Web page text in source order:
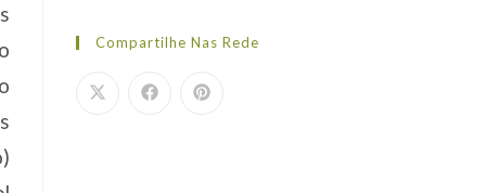
Compartilhe Nas Rede